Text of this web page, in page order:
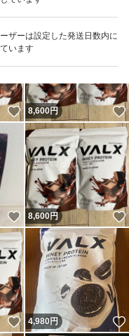
ザーは設定した発送日数内に
います
いいね！
3,770
いいね！
8,600円
いいね！
8,600円
いいね！
4,980円